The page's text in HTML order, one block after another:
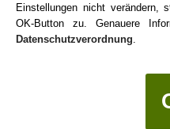
Einstellungen nicht
OK-Button zu. Genauere
Datenschutzverordnung